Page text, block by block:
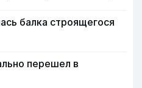
балка строящегося
перешел в